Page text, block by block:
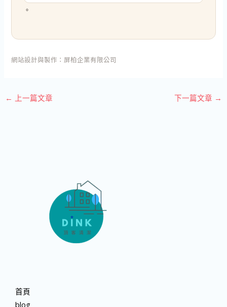
。
網站設計與製作： 屏柏企業有限公司
← 上一篇文章 下一篇文章 →
首頁
blog